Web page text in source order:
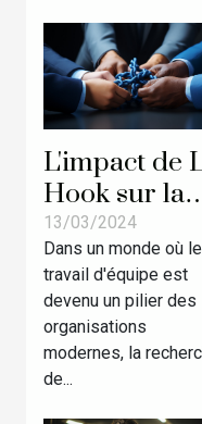
L'impact de
Hook sur la
cohésion
d'équipe : Une
activité
sportive pour
renforcer les
liens
13/03/2024
Dans un monde où le
travail d'équipe est
devenu un pilier des
organisations
modernes, la
de...